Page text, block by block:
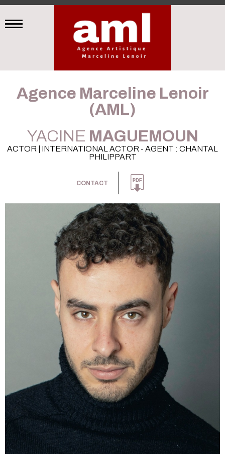
Agence Marceline Lenoir
(AML)
YACINE MAGUEMOUN
ACTOR | INTERNATIONAL ACTOR - AGENT : CHANTAL
PHILIPPART
CONTACT